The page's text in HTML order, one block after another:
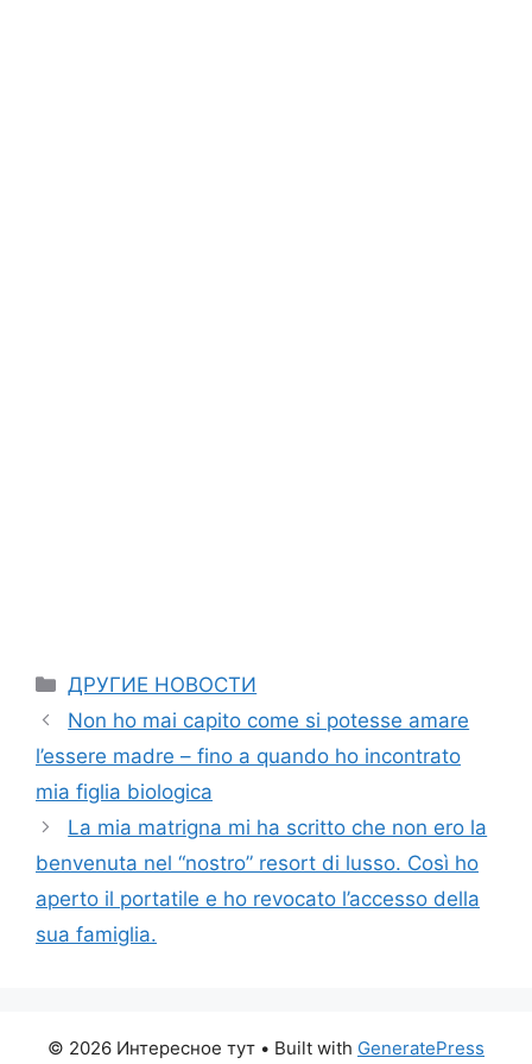
Categories
ДРУГИЕ НОВОСТИ
Non ho mai capito come si potesse amare
l’essere madre – fino a quando ho incontrato
mia figlia biologica
La mia matrigna mi ha scritto che non ero la
benvenuta nel “nostro” resort di lusso. Così ho
aperto il portatile e ho revocato l’accesso della
sua famiglia.
© 2026 Интересное тут • Built with GeneratePress